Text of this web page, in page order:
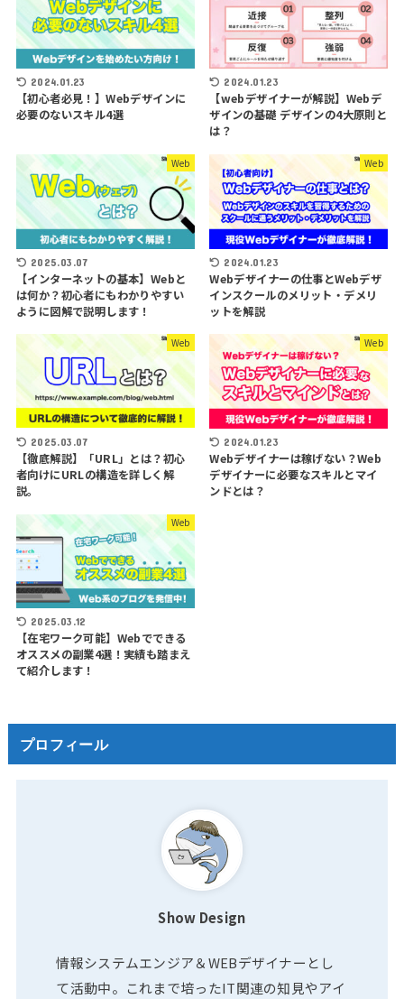
2024.01.23
【初心者必見！】Webデザインに
必要のないスキル4選
2024.01.23
【webデザイナーが解説】Webデ
ザインの基礎 デザインの4大原則と
は？
Web
2025.03.07
【インターネットの基本】Webと
は何か？初心者にもわかりやすい
ように図解で説明します！
Web
2024.01.23
Webデザイナーの仕事とWebデザ
インスクールのメリット・デメリ
ットを解説
Web
2025.03.07
【徹底解説】「URL」とは？初心
者向けにURLの構造を詳しく解
説。
Web
2024.01.23
Webデザイナーは稼げない？Web
デザイナーに必要なスキルとマイ
ンドとは？
Web
2025.03.12
【在宅ワーク可能】Webでできる
オススメの副業4選！実績も踏まえ
て紹介します！
プロフィール
Show Design
情報システムエンジア＆WEBデザイナーとし
て活動中。これまで培ったIT関連の知見やアイ